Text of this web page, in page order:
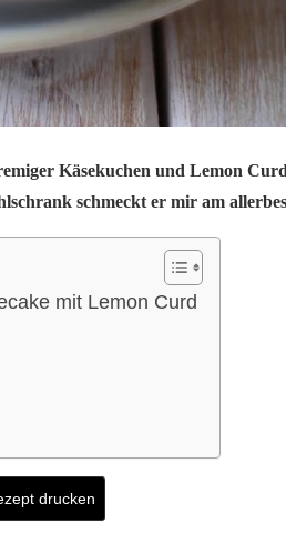
Käsekuchen und Lemon
schmeckt er mir am
mit Lemon Curd
drucken